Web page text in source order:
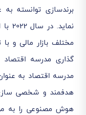
برندسازی توانسته
مختلف بازار مالی و
گذاری مدرسه
مدرسه اقتصاد به
هدفمند و شخصی سازی
هوش مصنوعی را به